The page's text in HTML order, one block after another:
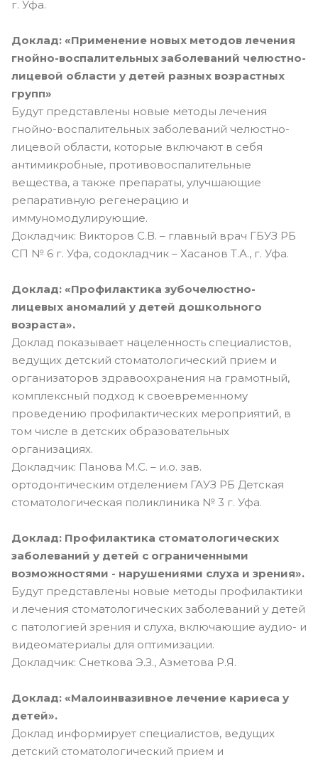
г. Уфа.
Доклад: «Применение новых методов лечения
гнойно-воспалительных заболеваний челюстно-
лицевой области у детей разных возрастных
групп»
Будут представлены новые методы лечения
гнойно-воспалительных заболеваний челюстно-
лицевой области, которые включают в себя
антимикробные, противовоспалительные
вещества, а также препараты, улучшающие
репаративную регенерацию и
иммуномодулирующие.
Докладчик: Викторов С.В. – главный врач ГБУЗ РБ
СП № 6 г. Уфа, содокладчик – Хасанов Т.А., г. Уфа.
Доклад: «Профилактика зубочелюстно-
лицевых аномалий у детей дошкольного
возраста».
Доклад показывает нацеленность специалистов,
ведущих детский стоматологический прием и
организаторов здравоохранения на грамотный,
комплексный подход к своевременному
проведению профилактических мероприятий, в
том числе в детских образовательных
организациях.
Докладчик: Панова М.С. – и.о. зав.
ортодонтическим отделением ГАУЗ РБ Детская
стоматологическая поликлиника № 3 г. Уфа.
Доклад: Профилактика стоматологических
заболеваний у детей с ограниченными
возможностями - нарушениями слуха и зрения».
Будут представлены новые методы профилактики
и лечения стоматологических заболеваний у детей
с патологией зрения и слуха, включающие аудио- и
видеоматериалы для оптимизации.
Докладчик: Снеткова Э.З., Азметова Р.Я.
Доклад: «Малоинвазивное лечение кариеса у
детей».
Доклад информирует специалистов, ведущих
детский стоматологический прием и